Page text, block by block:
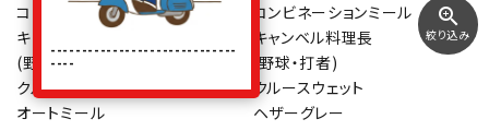
コンビネーションミール
キャンベル料理長
(野球・打者)
クルースウェット
オートミール
コンビネーションミール
キャンベル料理長
(野球・打者)
クルースウェット
ヘザーグレー
zoom_in
絞り込み
------------------------------
----